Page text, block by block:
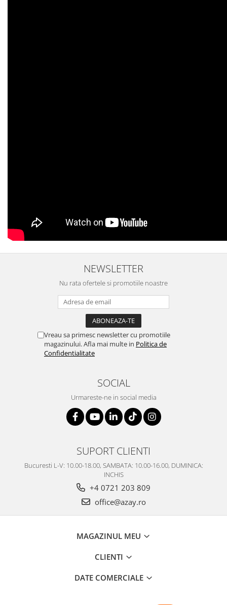
NEWSLETTER
Nu rata ofertele si promotiile noastre
Vreau sa primesc newsletter cu promotiile
magazinului. Afla mai multe in Politica de
Confidentialitate
SOCIAL
Urmareste-ne in social media
SUPORT CLIENTI
Bucuresti L-V: 10.00-18.00, SAMBATA: 10.00-16.00, DUMINICA:
INCHIS
+4 0721 203 809
office@azay.ro
MAGAZINUL MEU
CLIENTI
DATE COMERCIALE